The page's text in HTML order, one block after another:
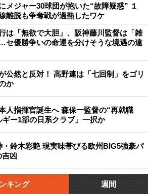
メジャー30球団が抱いた“故障疑惑” １
離脱も争奪戦が過熱したワケ
は「無欲で大胆」、阪神藤川監督は「雑
セ優勝争いの命運を分けそうな境遇の違
公然と反対！ 高野連は「七回制」をゴリ
か
人指揮官誕生へ 森保一監督の“再就職
ギー1部の日系クラブ」一択か
・鈴木彩艶 現実味帯びる欧州BIG5強豪パ
吉凶
キング 週間